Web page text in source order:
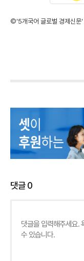
©'5개국어 글로벌 경제신문'
댓글0